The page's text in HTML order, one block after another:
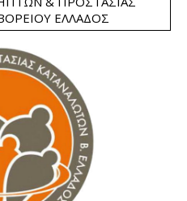
ΕΛΛΆΔΟΣ